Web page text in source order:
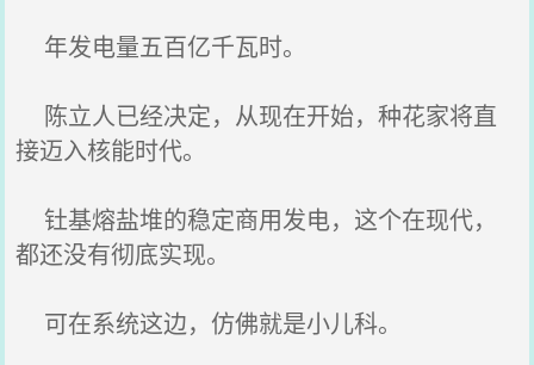
年发电量五百亿千瓦时。
陈立人已经决定，从现在开始，种花家将直
接迈入核能时代。
钍基熔盐堆的稳定商用发电，这个在现代，
都还没有彻底实现。
可在系统这边，仿佛就是小儿科。